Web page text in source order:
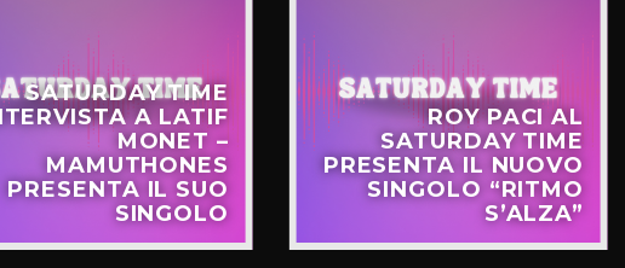
SATURDAY TIME
A LATIF
MONET –
MAMUTHONES
PRESENTA IL SUO
SINGOLO
ROY PACI AL
SATURDAY TIME
PRESENTA IL NUOVO
SINGOLO “RITMO
S’ALZA”